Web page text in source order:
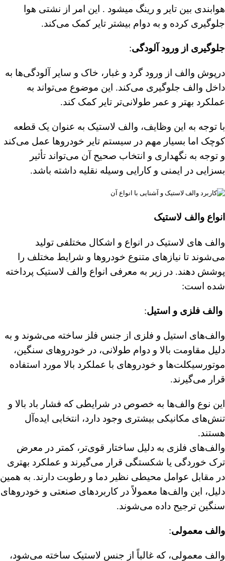
هوابندی بین تایر و رینگ میشود . این امر از نشتی هوا
جلوگیری کرده و به دوام بیشتر تایر کمک می‌کند.
جلوگیری از ورود آلودگی:
درپوش والف از ورود گرد و غبار، خاک و سایر آلودگی‌ها به
داخل والف جلوگیری می‌کند. این موضوع می‌تواند به
عملکرد بهتر و عمر طولانی‌تر تایر کمک کند.
با توجه به این وظایف، والف لاستیک به عنوان یک قطعه
کوچک اما بسیار مهم در سیستم تایر خودروها عمل می‌کند
و توجه به نگهداری و انتخاب صحیح آن می‌تواند تأثیر
بسزایی در ایمنی و کارایی وسیله نقلیه داشته باشد.
انواع والف لاستیک
والف‌ های لاستیک در انواع و اشکال مختلفی تولید
می‌شوند تا نیازهای متنوع خودروها و شرایط مختلف را
پوشش دهند. در زیر به معرفی انواع والف لاستیک پرداخته
شده است:
والف فلزی و استیل:
والف‌های استیل و فلزی از جنس فلز ساخته می‌شوند و به
دلیل مقاومت بالا و دوام طولانی، در خودروهای سنگین،
موتورسیکلت‌ها و خودروهای با عملکرد بالا مورد استفاده
قرار می‌گیرند.
این نوع والف‌ها به خصوص در شرایطی که فشار باد بالا و
تنش‌های مکانیکی بیشتری وجود دارد، انتخابی ایده‌آل
هستند.
والف‌های فلزی به دلیل ساختار قوی‌تر، کمتر در معرض
ترک خوردگی یا شکستگی قرار می‌گیرند و عملکرد بهتری
در مقابل عوامل محیطی نظیر دما و رطوبت دارند. به همین
دلیل، این والف‌ها معمولاً در کاربردهای صنعتی و خودروهای
سنگین ترجیح داده می‌شوند.
والف معمولی:
والف معمولی، که غالباً از جنس لاستیک ساخته می‌شود،